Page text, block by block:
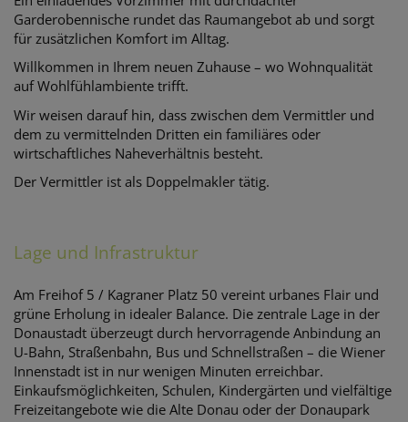
Garderobennische rundet das Raumangebot ab und sorgt
für zusätzlichen Komfort im Alltag.
Willkommen in Ihrem neuen Zuhause – wo Wohnqualität
auf Wohlfühlambiente trifft.
Wir weisen darauf hin, dass zwischen dem Vermittler und
dem zu vermittelnden Dritten ein familiäres oder
wirtschaftliches Naheverhältnis besteht.
Der Vermittler ist als Doppelmakler tätig.
Lage und Infrastruktur
Am Freihof 5 / Kagraner Platz 50 vereint urbanes Flair und
grüne Erholung in idealer Balance. Die zentrale Lage in der
Donaustadt überzeugt durch hervorragende Anbindung an
U-Bahn, Straßenbahn, Bus und Schnellstraßen – die Wiener
Innenstadt ist in nur wenigen Minuten erreichbar.
Einkaufsmöglichkeiten, Schulen, Kindergärten und vielfältige
Freizeitangebote wie die Alte Donau oder der Donaupark